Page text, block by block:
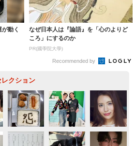
が動く
なぜ日本人は『論語』を「心のよりど
ころ」にするのか
PR(國學院大學)
Recommended by
クション